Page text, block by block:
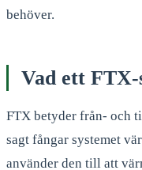
behöver.
Vad ett FTX-
FTX betyder från- och
sagt fångar systemet
använder den till att